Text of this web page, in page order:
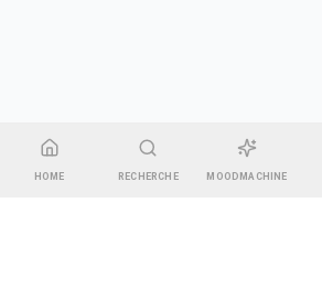
HOME RECHERCHE MOODMACHINE